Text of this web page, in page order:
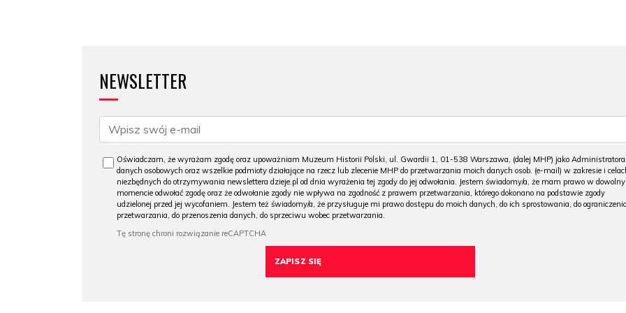
NEWSLETTER
Oświadczam, że wyrażam zgodę oraz upoważniam Muzeum Historii Polski, ul. Gwardii 1, 01-538 Warszawa, (dalej MHP) jako Administratora
danych osobowych oraz wszelkie podmioty działające na rzecz lub zlecenie MHP do przetwarzania moich danych osob. (e-mail) w zakresie i
niezbędnych do otrzymywania newslettera dzieje.pl od dnia wyrażenia tej zgody do jej odwołania. Jestem świadomy/a, że mam prawo w
momencie odwołać zgodę oraz że odwołanie zgody nie wpływa na zgodność z prawem przetwarzania, którego dokonano na podstawie zgody
udzielonej przed jej wycofaniem. Jestem też świadomy/a, że przysługuje mi prawo dostępu do moich danych, do ich sprostowania, do ograniczenia
przetwarzania, do przenoszenia danych, do sprzeciwu wobec przetwarzania.